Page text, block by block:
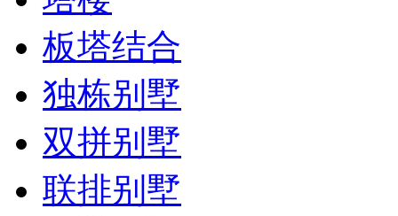
板塔结合
独栋别墅
双拼别墅
联排别墅